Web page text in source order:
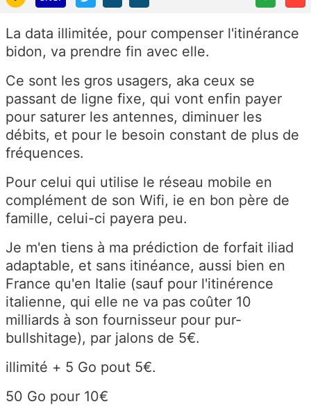
La data illimitée, pour compenser l'itinérance
bidon, va prendre fin avec elle.
Ce sont les gros usagers, aka ceux se
passant de ligne fixe, qui vont enfin payer
pour saturer les antennes, diminuer les
débits, et pour le besoin constant de plus de
fréquences.
Pour celui qui utilise le réseau mobile en
complément de son Wifi, ie en bon père de
famille, celui-ci payera peu.
Je m'en tiens à ma prédiction de forfait iliad
adaptable, et sans itinéance, aussi bien en
France qu'en Italie (sauf pour l'itinérence
italienne, qui elle ne va pas coûter 10
milliards à son fournisseur pour pur-
bullshitage), par jalons de 5€.
illimité + 5 Go pout 5€.
50 Go pour 10€